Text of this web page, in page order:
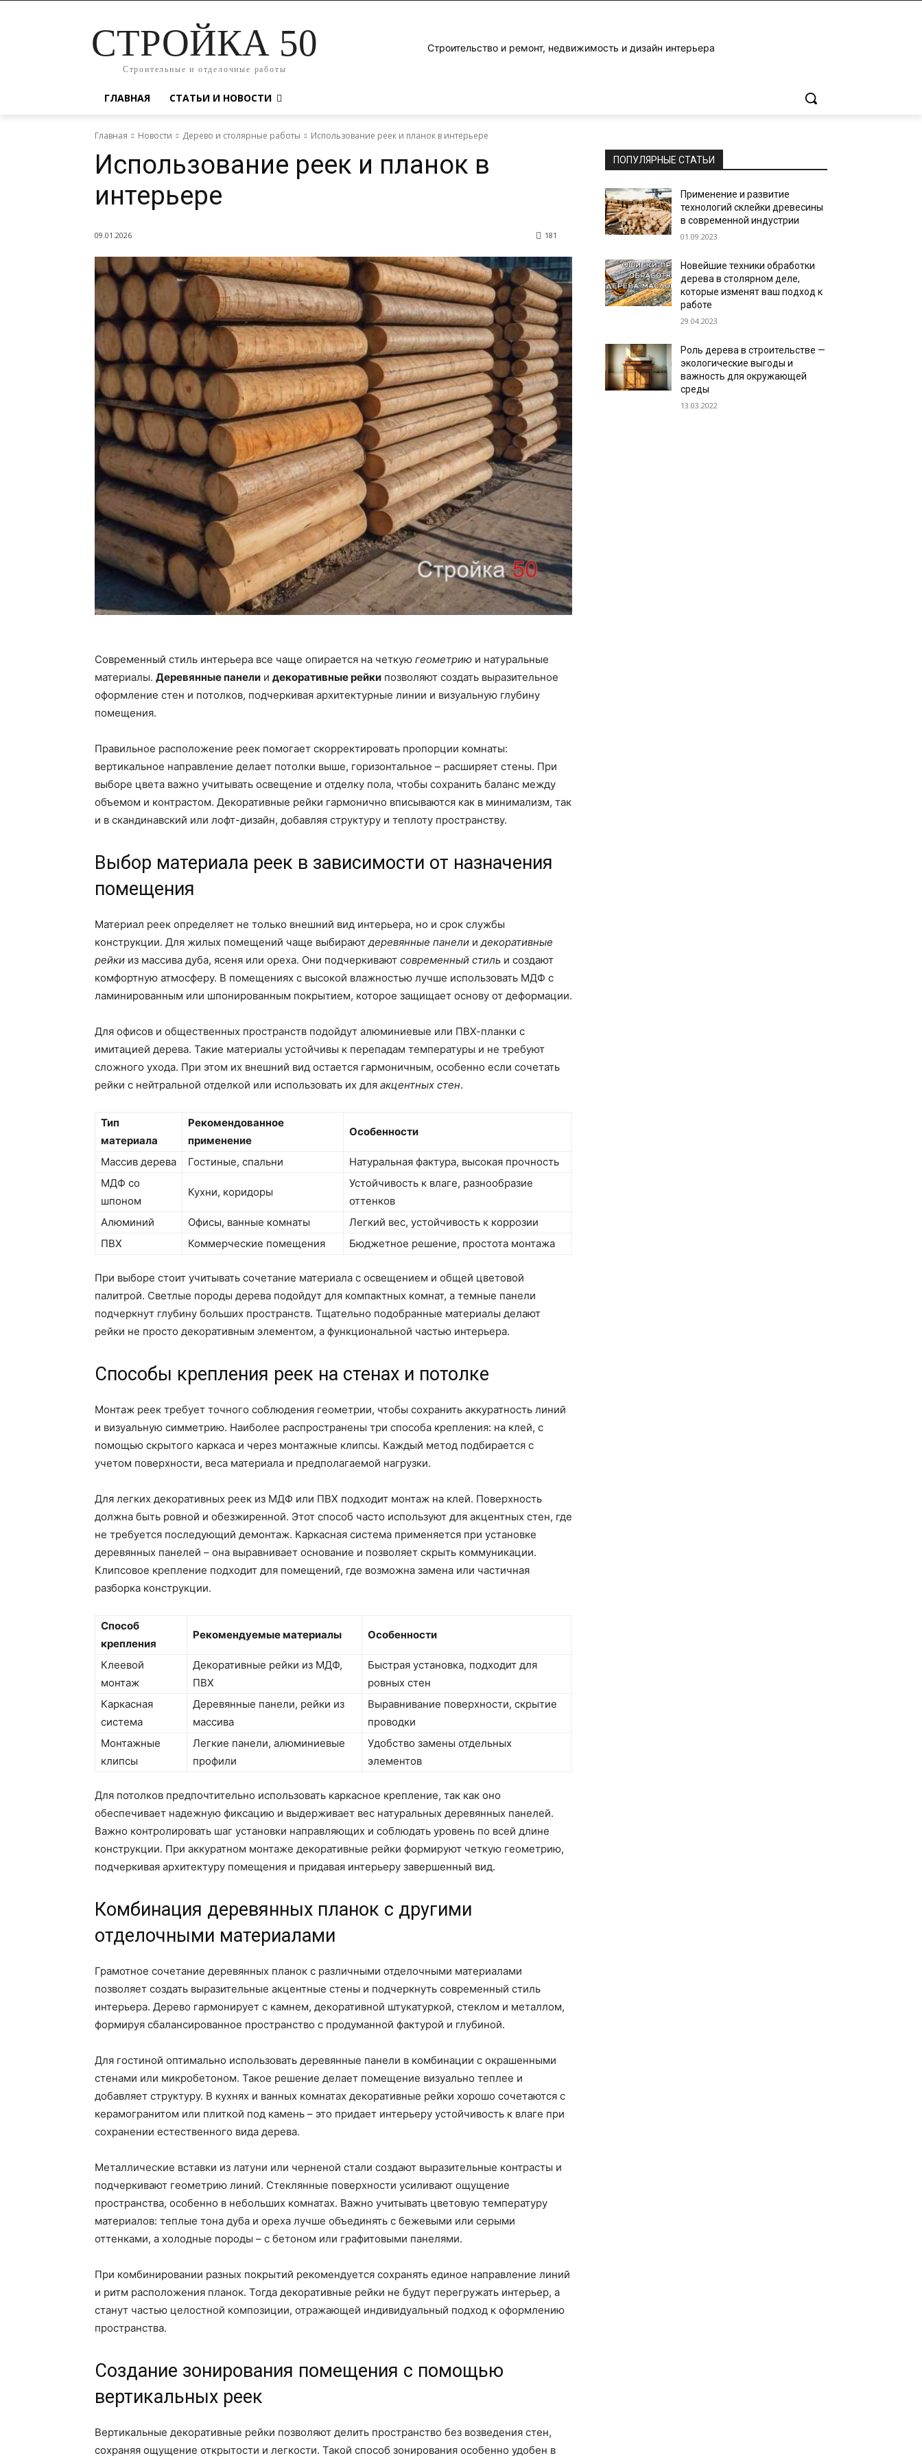
СТРОЙКА 50
Строительные и отделочные работы
Строительство и ремонт, недвижимость и дизайн интерьера
ГЛАВНАЯ СТАТЬИ И НОВОСТИ
Главная Новости Дерево и столярные работы Использование реек и планок в интерьере
Использование реек и планок в
интерьере
09.01.2026 181
Современный стиль интерьера все чаще опирается на четкую геометрию и натуральные
материалы. Деревянные панели и декоративные рейки позволяют создать выразительное
оформление стен и потолков, подчеркивая архитектурные линии и визуальную глубину
помещения.
Правильное расположение реек помогает скорректировать пропорции комнаты:
вертикальное направление делает потолки выше, горизонтальное – расширяет стены. При
выборе цвета важно учитывать освещение и отделку пола, чтобы сохранить баланс между
объемом и контрастом. Декоративные рейки гармонично вписываются как в минимализм, так
и в скандинавский или лофт-дизайн, добавляя структуру и теплоту пространству.
Выбор материала реек в зависимости от назначения
помещения
Материал реек определяет не только внешний вид интерьера, но и срок службы
конструкции. Для жилых помещений чаще выбираютдеревянные панели идекоративные
рейки из массива дуба, ясеня или ореха. Они подчеркивают современный стиль и создают
комфортную атмосферу. В помещениях с высокой влажностью лучше использовать МДФ с
ламинированным или шпонированным покрытием, которое защищает основу от деформации.
Для офисов и общественных пространств подойдут алюминиевые или ПВХ-планки с
имитацией дерева. Такие материалы устойчивы к перепадам температуры и не требуют
сложного ухода. При этом их внешний вид остается гармоничным, особенно если сочетать
рейки с нейтральной отделкой или использовать их для акцентных стен.
Тип
материала
Рекомендованное
применение
Особенности
Массив дерева Гостиные, спальни
Натуральная фактура, высокая прочность
МДФ со
шпоном
Кухни, коридоры
Устойчивость к влаге, разнообразие
оттенков
Алюминий
Офисы, ванные комнаты
Легкий вес, устойчивость к коррозии
ПВХ
Коммерческие помещения Бюджетное решение, простота монтажа
При выборе стоит учитывать сочетание материала с освещением и общей цветовой
палитрой. Светлые породы дерева подойдут для компактных комнат, а темные панели
подчеркнут глубину больших пространств. Тщательно подобранные материалы делают
рейки не просто декоративным элементом, а функциональной частью интерьера.
Способы крепления реек на стенах и потолке
Монтаж реек требует точного соблюдения геометрии, чтобы сохранить аккуратность линий
и визуальную симметрию. Наиболее распространены три способа крепления: на клей, с
помощью скрытого каркаса и через монтажные клипсы. Каждый метод подбирается с
учетом поверхности, веса материала и предполагаемой нагрузки.
Для легких декоративных реек из МДФ или ПВХ подходит монтаж на клей. Поверхность
должна быть ровной и обезжиренной. Этот способ часто используют для акцентных стен, где
не требуется последующий демонтаж. Каркасная система применяется при установке
деревянных панелей – она выравнивает основание и позволяет скрыть коммуникации.
Клипсовое крепление подходит для помещений, где возможна замена или частичная
разборка конструкции.
Способ
крепления
Рекомендуемые материалы Особенности
Клеевой
монтаж
Декоративные рейки из МДФ,
ПВХ
Быстрая установка, подходит для
ровных стен
Каркасная
система
Деревянные панели, рейки из
массива
Выравнивание поверхности, скрытие
проводки
Монтажные
клипсы
Легкие панели, алюминиевые
профили
Удобство замены отдельных
элементов
Для потолков предпочтительно использовать каркасное крепление, так как оно
обеспечивает надежную фиксацию и выдерживает вес натуральных деревянных панелей.
Важно контролировать шаг установки направляющих и соблюдать уровень по всей длине
конструкции. При аккуратном монтаже декоративные рейки формируют четкую геометрию,
подчеркивая архитектуру помещения и придавая интерьеру завершенный вид.
Комбинация деревянных планок с другими
отделочными материалами
Грамотное сочетание деревянных планок с различными отделочными материалами
позволяет создать выразительные акцентные стены и подчеркнуть современный стиль
интерьера. Дерево гармонирует с камнем, декоративной штукатуркой, стеклом и металлом,
формируя сбалансированное пространство с продуманной фактурой и глубиной.
Для гостиной оптимально использовать деревянные панели в комбинации с окрашенными
стенами или микробетоном. Такое решение делает помещение визуально теплее и
добавляет структуру. В кухнях и ванных комнатах декоративные рейки хорошо сочетаются с
керамогранитом или плиткой под камень – это придает интерьеру устойчивость к влаге при
сохранении естественного вида дерева.
Металлические вставки из латуни или черненой стали создают выразительные контрасты и
подчеркивают геометрию линий. Стеклянные поверхности усиливают ощущение
пространства, особенно в небольших комнатах. Важно учитывать цветовую температуру
материалов: теплые тона дуба и ореха лучше объединять с бежевыми или серыми
оттенками, а холодные породы – с бетоном или графитовыми панелями.
При комбинировании разных покрытий рекомендуется сохранять единое направление линий
и ритм расположения планок. Тогда декоративные рейки не будут перегружать интерьер, а
станут частью целостной композиции, отражающей индивидуальный подход к оформлению
пространства.
Создание зонирования помещения с помощью
вертикальных реек
Вертикальные декоративные рейки позволяют делить пространство без возведения стен,
сохраняя ощущение открытости и легкости. Такой способ зонирования особенно удобен в
ПОПУЛЯРНЫЕ СТАТЬИ
Применение и развитие
технологий склейки древесины
в современной индустрии
01.09.2023
Новейшие техники обработки
дерева в столярном деле,
которые изменят ваш подход к
работе
29.04.2023
Роль дерева в строительстве —
экологические выгоды и
важность для окружающей
среды
13.03.2022